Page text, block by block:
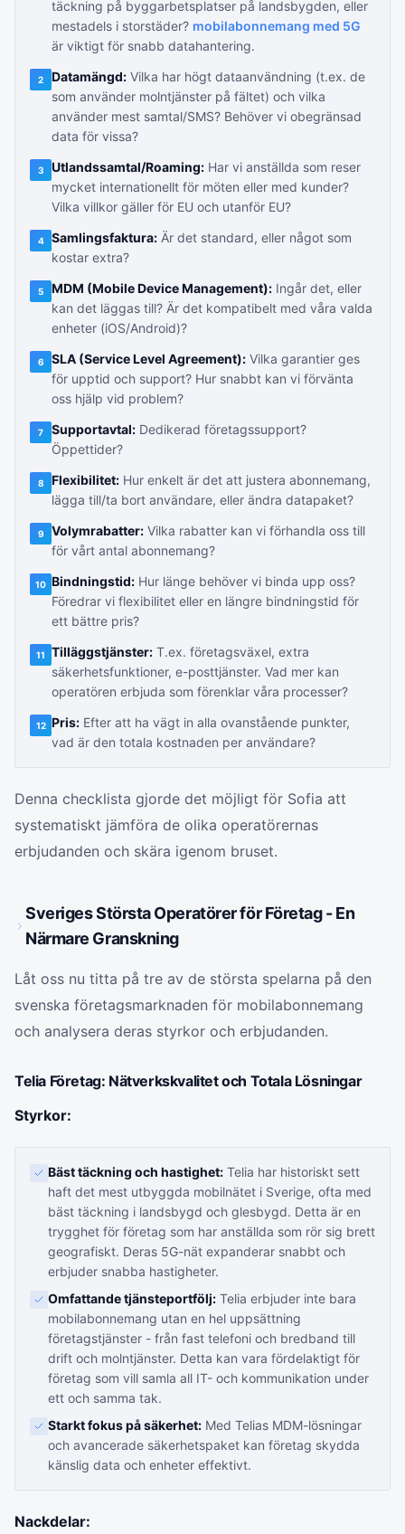
täckning på byggarbetsplatser på landsbygden, eller
mestadels i storstäder? mobilabonnemang med 5G
är viktigt för snabb datahantering.
2 Datamängd: Vilka har högt dataanvändning (t.ex. de
som använder molntjänster på fältet) och vilka
använder mest samtal/SMS? Behöver vi obegränsad
data för vissa?
3 Utlandssamtal/Roaming: Har vi anställda som reser
mycket internationellt för möten eller med kunder?
Vilka villkor gäller för EU och utanför EU?
4 Samlingsfaktura: Är det standard, eller något som
kostar extra?
5 MDM (Mobile Device Management): Ingår det, eller
kan det läggas till? Är det kompatibelt med våra valda
enheter (iOS/Android)?
6 SLA (Service Level Agreement): Vilka garantier ges
för upptid och support? Hur snabbt kan vi förvänta
oss hjälp vid problem?
7 Supportavtal: Dedikerad företagssupport?
Öppettider?
8 Flexibilitet: Hur enkelt är det att justera abonnemang,
lägga till/ta bort användare, eller ändra datapaket?
9 Volymrabatter: Vilka rabatter kan vi förhandla oss till
för vårt antal abonnemang?
10 Bindningstid: Hur länge behöver vi binda upp oss?
Föredrar vi flexibilitet eller en längre bindningstid för
ett bättre pris?
11 Tilläggstjänster: T.ex. företagsväxel, extra
säkerhetsfunktioner, e-posttjänster. Vad mer kan
operatören erbjuda som förenklar våra processer?
12 Pris: Efter att ha vägt in alla ovanstående punkter,
vad är den totala kostnaden per användare?
Denna checklista gjorde det möjligt för Sofia att
systematiskt jämföra de olika operatörernas
erbjudanden och skära igenom bruset.
Sveriges Största Operatörer för Företag - En
Närmare Granskning
Låt oss nu titta på tre av de största spelarna på den
svenska företagsmarknaden för mobilabonnemang
och analysera deras styrkor och erbjudanden.
Telia Företag: Nätverkskvalitet och Totala Lösningar
Styrkor:
Bäst täckning och hastighet: Telia har historiskt sett
haft det mest utbyggda mobilnätet i Sverige, ofta med
bäst täckning i landsbygd och glesbygd. Detta är en
trygghet för företag som har anställda som rör sig brett
geografiskt. Deras 5G-nät expanderar snabbt och
erbjuder snabba hastigheter.
Omfattande tjänsteportfölj: Telia erbjuder inte bara
mobilabonnemang utan en hel uppsättning
företagstjänster - från fast telefoni och bredband till
drift och molntjänster. Detta kan vara fördelaktigt för
företag som vill samla all IT- och kommunikation under
ett och samma tak.
Starkt fokus på säkerhet: Med Telias MDM-lösningar
och avancerade säkerhetspaket kan företag skydda
känslig data och enheter effektivt.
Nackdelar: